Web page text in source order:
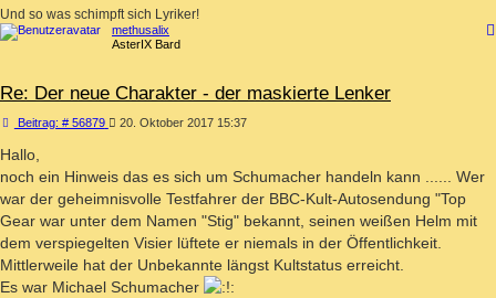
Und so was schimpft sich Lyriker!
methusalix
AsterIX Bard
Re: Der neue Charakter - der maskierte Lenker
Beitrag: # 56879Beitrag
20. Oktober 2017 15:37
Hallo,
noch ein Hinweis das es sich um Schumacher handeln kann ...... Wer
war der geheimnisvolle Testfahrer der BBC-Kult-Autosendung "Top
Gear war unter dem Namen "Stig" bekannt, seinen weißen Helm mit
dem verspiegelten Visier lüftete er niemals in der Öffentlichkeit.
Mittlerweile hat der Unbekannte längst Kultstatus erreicht.
Es war Michael Schumacher